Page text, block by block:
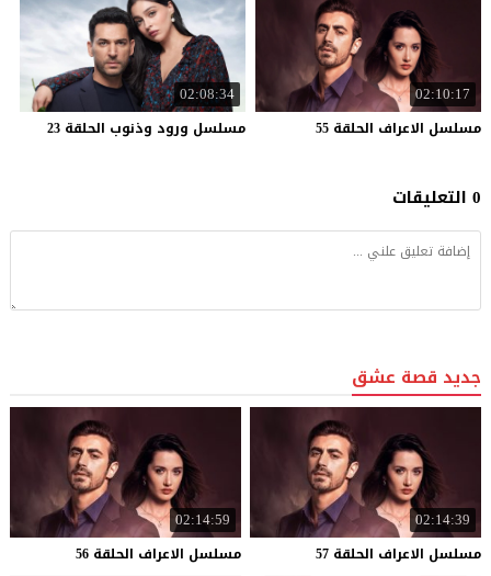
02:10:17
مسلسل الاعراف الحلقة 55
02:08:34
مسلسل ورود وذنوب الحلقة 23
0 التعليقات
جديد قصة عشق
02:14:39
مسلسل الاعراف الحلقة 57
02:14:59
مسلسل الاعراف الحلقة 56